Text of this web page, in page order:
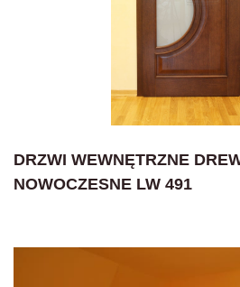
DRZWI WEWNĘTRZNE
NOWOCZESNE LW 491